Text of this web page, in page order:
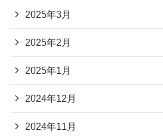
2025年3月
2025年2月
2025年1月
2024年12月
2024年11月